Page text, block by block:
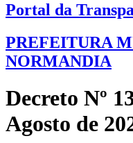
Portal da
PREFEITURA
NORMANDIA
Decreto Nº
Agosto de